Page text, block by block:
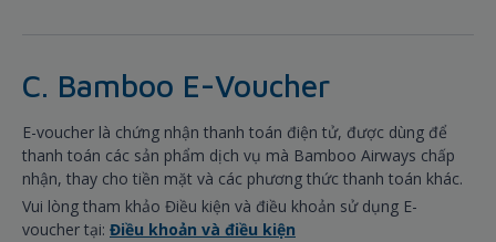
C. Bamboo E-Voucher
E-voucher là chứng nhận thanh toán điện tử, được dùng để
thanh toán các sản phẩm dịch vụ mà Bamboo Airways chấp
nhận, thay cho tiền mặt và các phương thức thanh toán khác.
Vui lòng tham khảo Điều kiện và điều khoản sử dụng E-
voucher tại: Điều khoản và điều kiện